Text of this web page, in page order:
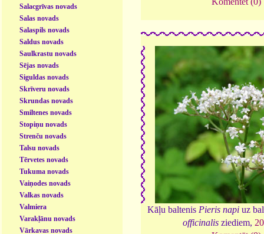
Salacgrīvas novads
Salas novads
Salaspils novads
Saldus novads
Saulkrastu novads
Sējas novads
Siguldas novads
Skrīveru novads
Skrundas novads
Smiltenes novads
Stopiņu novads
Strenču novads
Talsu novads
Tērvetes novads
Tukuma novads
Vaiņodes novads
Valkas novads
Valmiera
Varakļānu novads
Vārkavas novads
Kāļu baltenis Pieris napi uz
officinalis ziediem,